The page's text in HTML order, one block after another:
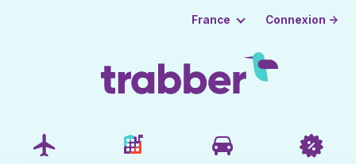
France Connexion →